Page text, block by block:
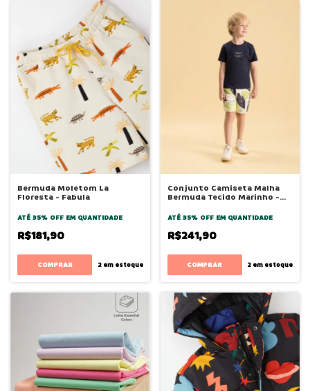
Bermuda Moletom La
Floresta - Fabula
ATÉ 35% OFF EM QUANTIDADE
R$181,90
COMPRAR 2em estoque
Conjunto Camiseta Malha
Bermuda Tecido Marinho -
ATÉ 35% OFF EM QUANTIDADE
R$241,90
COMPRAR 2 em estoque